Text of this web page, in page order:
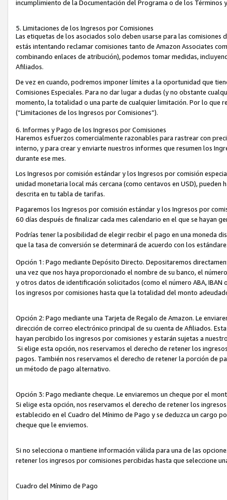
incumplimiento de la Documentación del Programa o de los Términos
5. Limitaciones de los Ingresos por Comisiones
Las etiquetas de los asociados solo deben usarse para las
estás intentando reclamar comisiones tanto de Amazon Associates
combinando enlaces de atribución), podemos tomar medidas,
Afiliados.
De vez en cuando, podremos imponer límites a la oportunidad que
Comisiones Especiales. Para no dar lugar a dudas (y no obstante
momento, la totalidad o una parte de cualquier limitación. Por lo que
(“Limitaciones de los Ingresos por Comisiones”).
6. Informes y Pago de los Ingresos por Comisiones
Haremos esfuerzos comercialmente razonables para rastrear con
interno, y para crear y enviarte nuestros informes que resumen los
durante ese mes.
Los Ingresos por comisión estándar y los Ingresos por comisión
unidad monetaria local más cercana (como centavos en USD),
descrita en tu tabla de tarifas.
Pagaremos los Ingresos por comisión estándar y los Ingresos por
60 días después de finalizar cada mes calendario en el que se hayan
Podrías tener la posibilidad de elegir recibir el pago en una moneda
que la tasa de conversión se determinará de acuerdo con los
Opción 1: Pago mediante Depósito Directo. Depositaremos
una vez que nos haya proporcionado el nombre de su banco, el
y otros datos de identificación solicitados (como el número ABA,
los ingresos por comisiones hasta que la totalidad del monto
Opción 2: Pago mediante una Tarjeta de Regalo de Amazon. Le
dirección de correo electrónico principal de su cuenta de Afiliados.
hayan percibido los ingresos por comisiones y estarán sujetas a
Si elige esta opción, nos reservamos el derecho de retener los
pagos. También nos reservamos el derecho de retener la porción de
un método de pago alternativo.
Opción 3: Pago mediante cheque. Le enviaremos un cheque por el
Si elige esta opción, nos reservamos el derecho de retener los
establecido en el Cuadro del Mínimo de Pago y se deduzca un cargo
cheque que le enviemos.
Si no selecciona o mantiene información válida para una de las
retener los ingresos por comisiones percibidas hasta que seleccione
Cuadro del Mínimo de Pago